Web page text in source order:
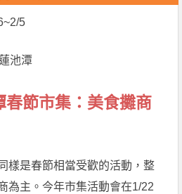
5
池潭
春節市集：美食攤商
樣是春節相當受歡的活動，整
為主。今年市集活動會在1/22